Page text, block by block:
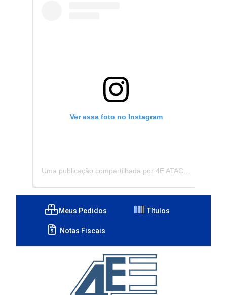
Ver essa foto no Instagram
Meus Pedidos Títulos
Notas Fiscais